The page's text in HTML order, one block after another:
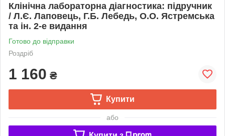
Клінічна лабораторна діагностика: підручник
/ Л.Є. Лаповець, Г.Б. Лебедь, О.О. Ястремська
та ін. 2-е видання
Готово до відправки
Роздріб
1 160 ₴
Купити
або